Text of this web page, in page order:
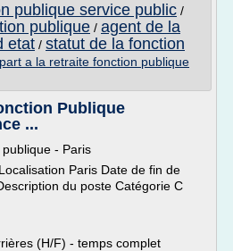
publique service public /
publique / agent de la
etat / statut de la fonction
a la retraite fonction publique
Publique
...
- Paris
Paris Date de fin de
du poste Catégorie C
(H/F) - temps complet